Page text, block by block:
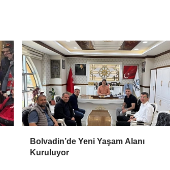
Bolvadin’de Yeni Yaşam Alanı
Kuruluyor